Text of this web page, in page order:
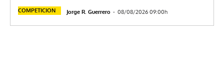
COMPETICION Jorge R. Guerrero - 08/08/2026 09:00h